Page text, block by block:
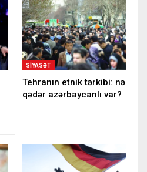
SIYASƏT
Tehranın etnik tərkibi: nə
qədər azərbaycanlı var?